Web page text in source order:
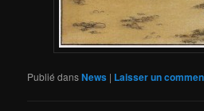
Publié dansNews | Laisser un